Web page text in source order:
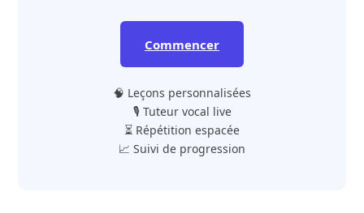
Commencer
🧠 Leçons personnalisées
🎙️ Tuteur vocal live
⏳ Répétition espacée
📈 Suivi de progression